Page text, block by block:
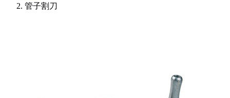
管子割刀